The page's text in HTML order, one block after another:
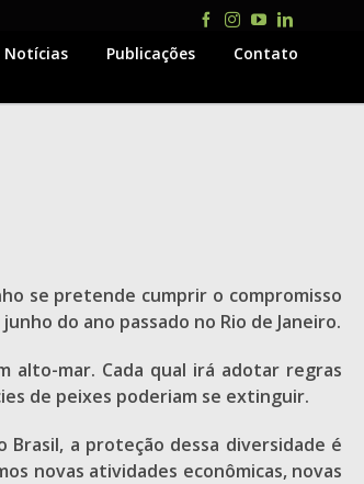
Facebook
Instagram
YouTubeLinkedIn
Notícias Publicações Contato
se pretende cumprir o compromisso
do ano passado no Rio de Janeiro.
alto-mar. Cada qual irá adotar regras
de peixes poderiam se extinguir.
Brasil, a proteção dessa diversidade é
novas atividades econômicas, novas